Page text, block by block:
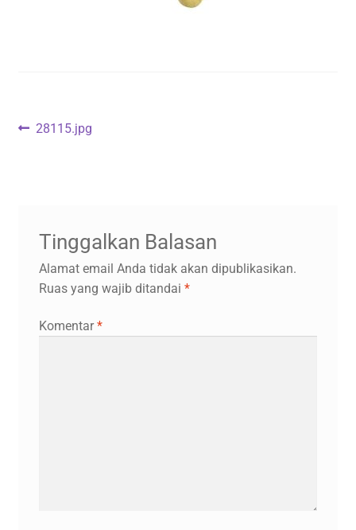
Navigasi
Previous
28115.jpg
Tinggalkan Balasan
Alamat email Anda tidak akan dipublikasikan.
Ruas yang wajib ditandai *
Komentar*